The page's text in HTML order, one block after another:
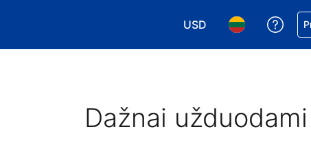
USD
Pasirinkite valiutą.
Pasirinkite
Dažnai